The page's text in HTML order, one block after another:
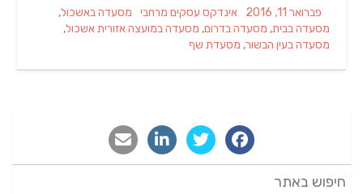
Posted
on
פברואר 11, 2016 Categories
אינדקס עסקים מרחבי Tags
מסעדה באשכול,
מסעדה בבית, מסעדה בדרום, מסעדה במועצה אזורית אשכול,
מסעדה בעין הבשור, מסעדת שף
חיפוש באתר